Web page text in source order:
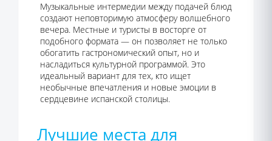
Музыкальные интермедии между подачей блюд
создают неповторимую атмосферу волшебного
вечера. Местные и туристы в восторге от
подобного формата — он позволяет не только
обогатить гастрономический опыт, но и
насладиться культурной программой. Это
идеальный вариант для тех, кто ищет
необычные впечатления и новые эмоции в
сердцевине испанской столицы.
Лучшие места для